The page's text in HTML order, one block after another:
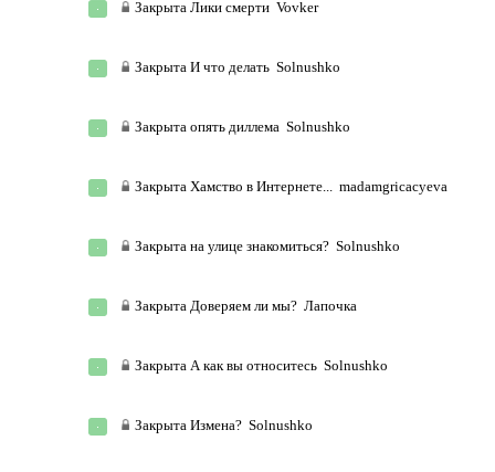
ЗакрытаЛики смерти Vovker
ЗакрытаИ что делать Solnushko
Закрытаопять диллема Solnushko
ЗакрытаХамство в Интернете... madamgricacyeva
Закрытана улице знакомиться? Solnushko
ЗакрытаДоверяем ли мы? Лапочка
ЗакрытаА как вы относитесь Solnushko
ЗакрытаИзмена? Solnushko